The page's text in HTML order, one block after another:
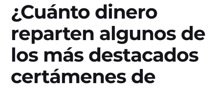
¿Cuánto dinero
reparten algunos de
los más destacados
certámenes de